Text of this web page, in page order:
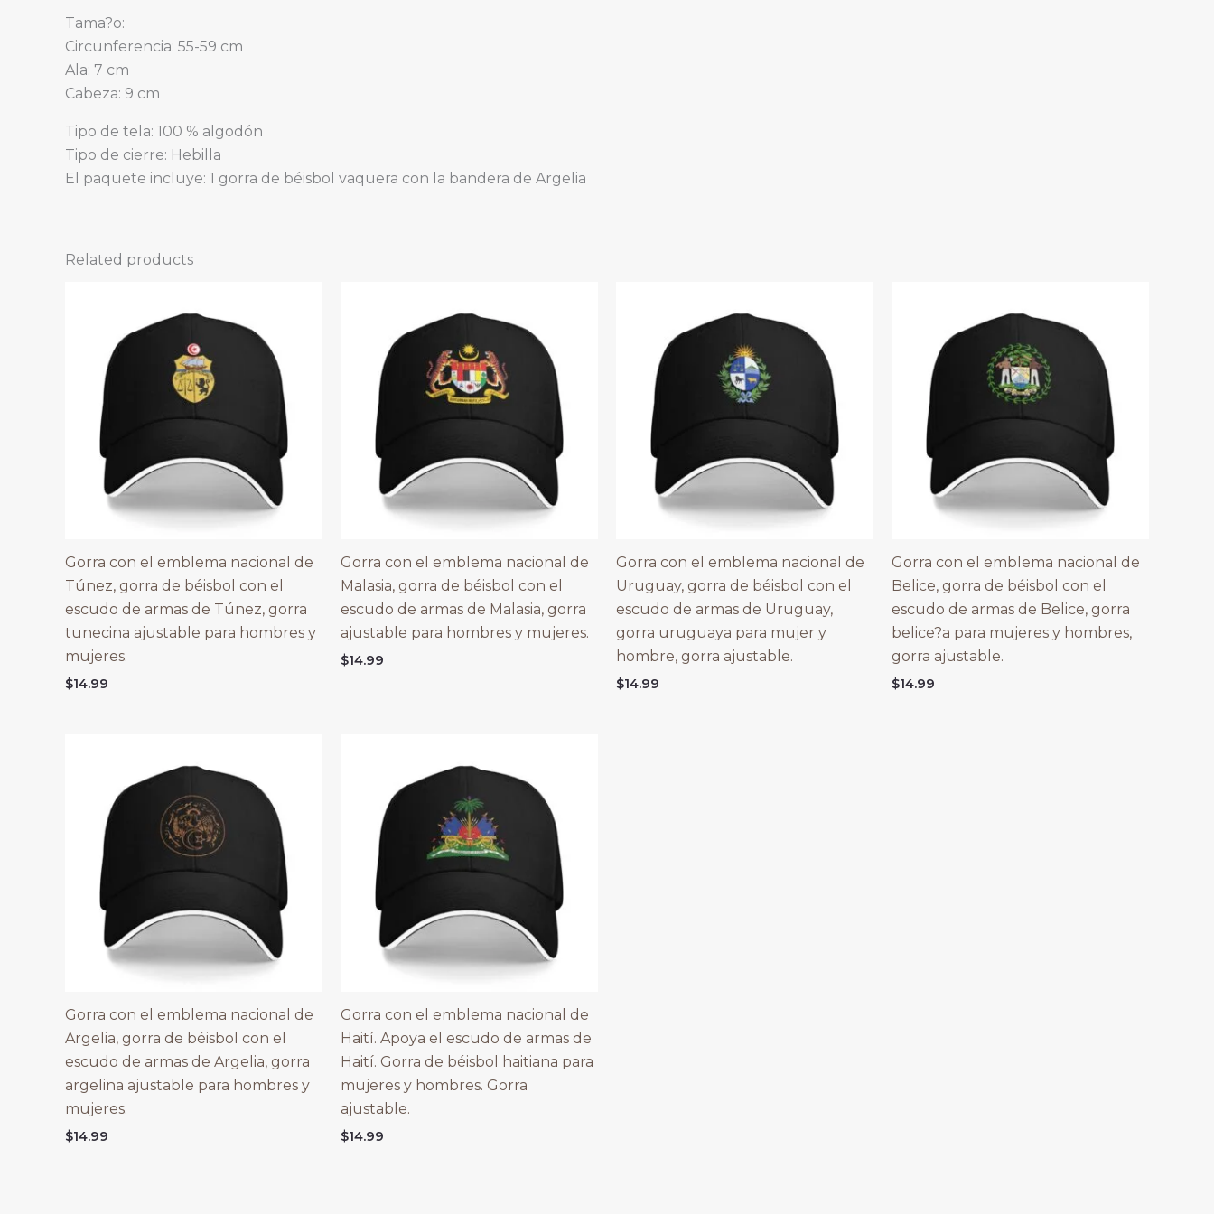
Tama?o:
Circunferencia: 55-59 cm
Ala: 7 cm
Cabeza: 9 cm
Tipo de tela: 100 % algodón
Tipo de cierre: Hebilla
El paquete incluye: 1 gorra de béisbol vaquera con la bandera de Argelia
Related products
Gorra con el emblema nacional de
Túnez, gorra de béisbol con el
escudo de armas de Túnez, gorra
tunecina ajustable para hombres y
mujeres.
$14.99
Gorra con el emblema nacional de
Malasia, gorra de béisbol con el
escudo de armas de Malasia, gorra
ajustable para hombres y mujeres.
$14.99
Gorra con el emblema nacional de
Uruguay, gorra de béisbol con el
escudo de armas de Uruguay,
gorra uruguaya para mujer y
hombre, gorra ajustable.
$14.99
Gorra con el emblema nacional de
Belice, gorra de béisbol con el
escudo de armas de Belice, gorra
belice?a para mujeres y hombres,
gorra ajustable.
$14.99
Gorra con el emblema nacional de
Argelia, gorra de béisbol con el
escudo de armas de Argelia, gorra
argelina ajustable para hombres y
mujeres.
$14.99
Gorra con el emblema nacional de
Haití. Apoya el escudo de armas de
Haití. Gorra de béisbol haitiana para
mujeres y hombres. Gorra
ajustable.
$14.99